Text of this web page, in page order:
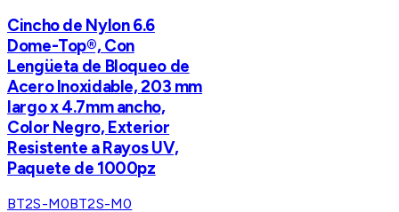
Cincho de Nylon 6.6
Dome-Top®, Con
Lengüeta de Bloqueo de
Acero Inoxidable, 203 mm
largo x 4.7mm ancho,
Color Negro, Exterior
Resistente a Rayos UV,
Paquete de 1000pz
BT2S-M0BT2S-M0